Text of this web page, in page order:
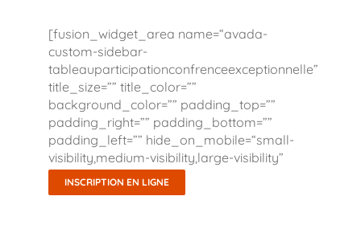
[fusion_widget_area name=“avada-
custom-sidebar-
tableauparticipationconfrenceexceptionnelle”
title_size=”” title_color=””
background_color=”” padding_top=””
padding_right=”” padding_bottom=””
padding_left=”” hide_on_mobile=“small-
visibility,medium-visibility,large-visibility”
class=”” id=”” /]
INSCRIPTION EN LIGNE